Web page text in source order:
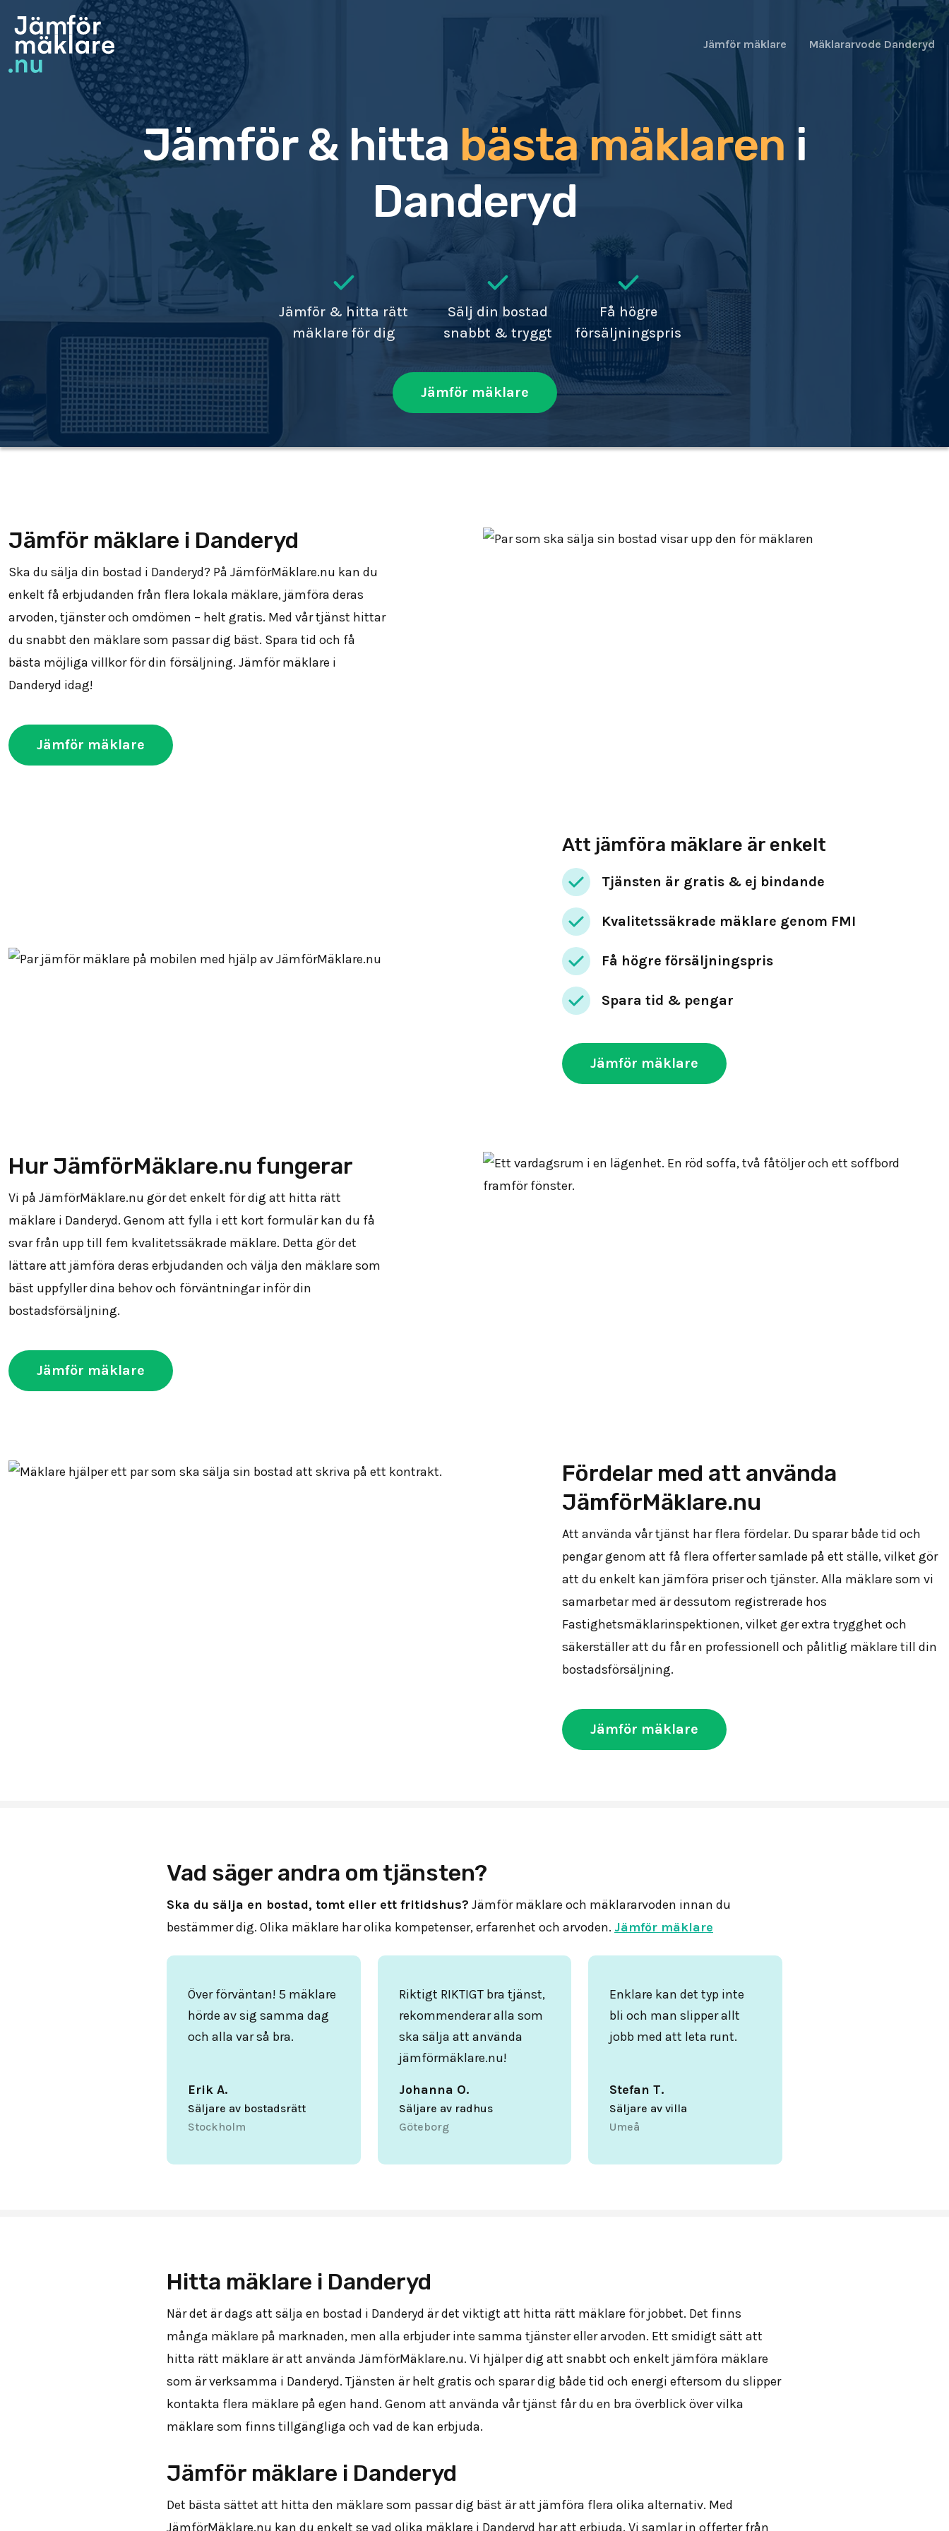
Jämför mäklare Mäklararvode Danderyd
Jämför & hitta bästa mäklaren i
Danderyd
Jämför & hitta rätt
mäklare för dig
Sälj din bostad
snabbt & tryggt
Få högre
försäljningspris
Jämför mäklare
Jämför mäklare i Danderyd
Ska du sälja din bostad i Danderyd? På JämförMäklare.nu kan du
enkelt få erbjudanden från flera lokala mäklare, jämföra deras
arvoden, tjänster och omdömen – helt gratis. Med vår tjänst hittar
du snabbt den mäklare som passar dig bäst. Spara tid och få
bästa möjliga villkor för din försäljning. Jämför mäklare i
Danderyd idag!
Jämför mäklare
Att jämföra mäklare är enkelt
Tjänsten är gratis & ej bindande
Kvalitetssäkrade mäklare genom FMI
Få högre försäljningspris
Spara tid & pengar
Jämför mäklare
Hur JämförMäklare.nu fungerar
Vi på JämförMäklare.nu gör det enkelt för dig att hitta rätt
mäklare i Danderyd. Genom att fylla i ett kort formulär kan du få
svar från upp till fem kvalitetssäkrade mäklare. Detta gör det
lättare att jämföra deras erbjudanden och välja den mäklare som
bäst uppfyller dina behov och förväntningar inför din
bostadsförsäljning.
Jämför mäklare
Fördelar med att använda
JämförMäklare.nu
Att använda vår tjänst har flera fördelar. Du sparar både tid och
pengar genom att få flera offerter samlade på ett ställe, vilket gör
att du enkelt kan jämföra priser och tjänster. Alla mäklare som vi
samarbetar med är dessutom registrerade hos
Fastighetsmäklarinspektionen, vilket ger extra trygghet och
säkerställer att du får en professionell och pålitlig mäklare till din
bostadsförsäljning.
Jämför mäklare
Vad säger andra om tjänsten?
Ska du sälja en bostad, tomt eller ett fritidshus? Jämför mäklare och mäklararvoden innan du
bestämmer dig. Olika mäklare har olika kompetenser, erfarenhet och arvoden. Jämför mäklare
Över förväntan! 5 mäklare
hörde av sig samma dag
och alla var så bra.
Erik A.
Säljare av bostadsrätt
Stockholm
Riktigt RIKTIGT bra tjänst,
rekommenderar alla som
ska sälja att använda
jämförmäklare.nu!
Johanna O.
Säljare av radhus
Göteborg
Enklare kan det typ inte
bli och man slipper allt
jobb med att leta runt.
Stefan T.
Säljare av villa
Umeå
Hitta mäklare i Danderyd
När det är dags att sälja en bostad i Danderyd är det viktigt att hitta rätt mäklare för jobbet. Det finns
många mäklare på marknaden, men alla erbjuder inte samma tjänster eller arvoden. Ett smidigt sätt att
hitta rätt mäklare är att använda JämförMäklare.nu. Vi hjälper dig att snabbt och enkelt jämföra mäklare
som är verksamma i Danderyd. Tjänsten är helt gratis och sparar dig både tid och energi eftersom du slipper
kontakta flera mäklare på egen hand. Genom att använda vår tjänst får du en bra överblick över vilka
mäklare som finns tillgängliga och vad de kan erbjuda.
Jämför mäklare i Danderyd
Det bästa sättet att hitta den mäklare som passar dig bäst är att jämföra flera olika alternativ. Med
JämförMäklare.nu kan du enkelt se vad olika mäklare i Danderyd har att erbjuda. Vi samlar in offerter från